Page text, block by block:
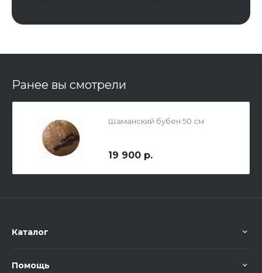
Ранее вы смотрели
Шаманский бубен 50 см
19 900 р.
Каталог
Помощь